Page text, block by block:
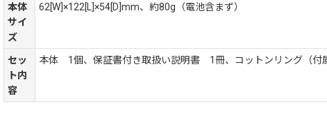
本体
サイ
ズ
62[W]×122[L]×54[D]mm、約80g（電池含まず）
セッ
ト内
容
本体 1個、保証書付き取扱い説明書 1冊、コットンリング（付